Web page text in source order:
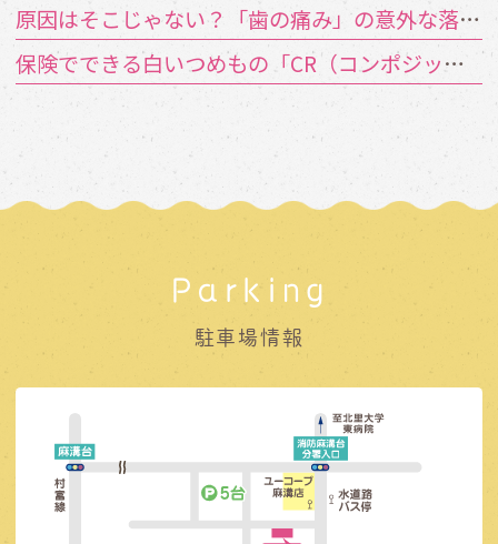
原因はそこじゃない？「歯の痛み」の意外な落とし穴
保険でできる白いつめもの「CR（コンポジットレジン）」とは？
Parking
駐車場情報